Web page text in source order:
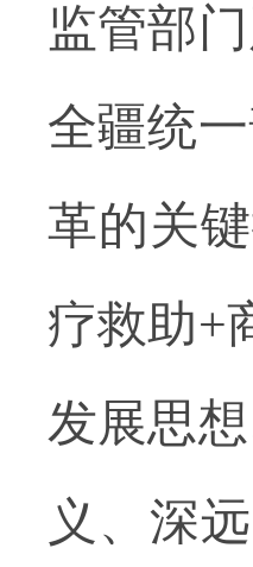
监管部
全疆统
革的关
疗救助+
发展思
义、深